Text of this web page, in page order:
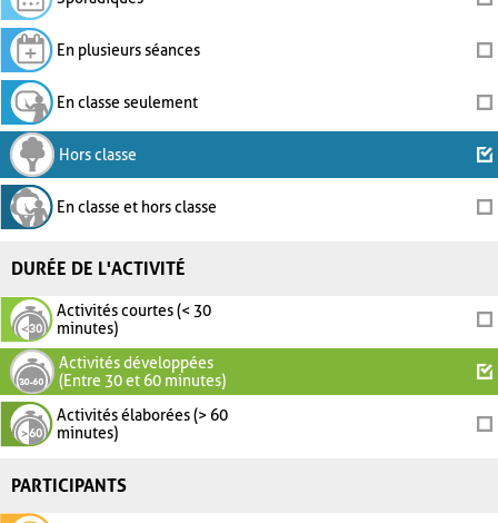
En plusieurs séances
En classe seulement
Hors classe
En classe et hors classe
DURÉE DE L'ACTIVITÉ
Activités courtes (< 30
minutes)
Activités développées
(Entre 30 et 60 minutes)
Activités élaborées (> 60
minutes)
PARTICIPANTS